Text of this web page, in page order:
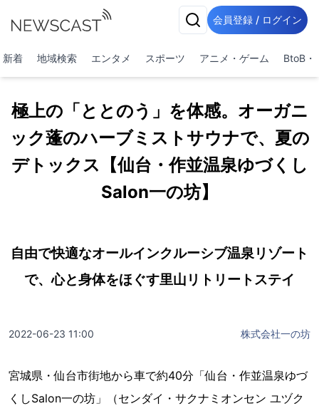
会員登録 / ログイン
新着 地域検索 エンタメ スポーツ アニメ・ゲーム BtoB・
極上の「ととのう」を体感。オーガニ
ック蓬のハーブミストサウナで、夏の
デトックス【仙台・作並温泉ゆづくし
Salon⼀の坊】
自由で快適なオールインクルーシブ温泉リゾート
で、心と身体をほぐす里山リトリートステイ
2022-06-23 11:00 株式会社一の坊
宮城県・仙台市街地から車で約40分「仙台・作並温泉ゆづ
くしSalon⼀の坊」（センダイ・サクナミオンセン ユヅク